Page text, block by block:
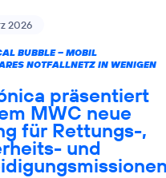
2026
BUBBLE – MOBIL
NOTFALLNETZ IN WENIGEN
präsentiert
MWC neue
für Rettungs-,
und